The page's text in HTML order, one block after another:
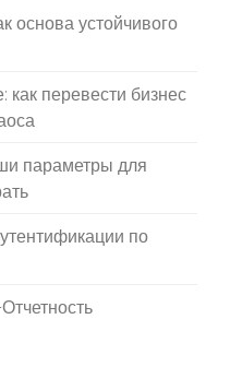
основа устойчивого
перевести бизнес
параметры для
по